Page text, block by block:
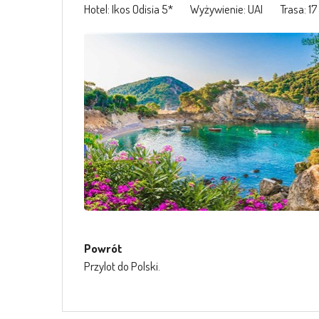
Hotel: Ikos Odisia 5* Wyżywienie: UAI Trasa:
Powrót
Przylot do Polski.